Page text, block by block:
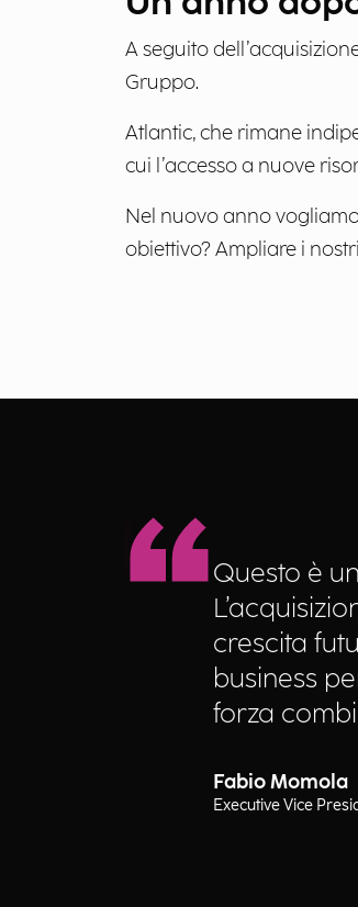
A seguito
Gruppo.
Atlantic, che rimane
cui l’accesso a nuove
Nel nuovo anno
obiettivo? Ampliare i
Questo è
crescita
business
forza
Fabio Momola
Executive Vice